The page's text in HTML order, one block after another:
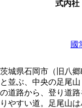
式内社
國
茨城県石岡市（旧八
と並ぶ、中央の足尾
の道路から、登り道
りやすい道。足尾山